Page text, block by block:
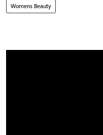
Womens Beauty